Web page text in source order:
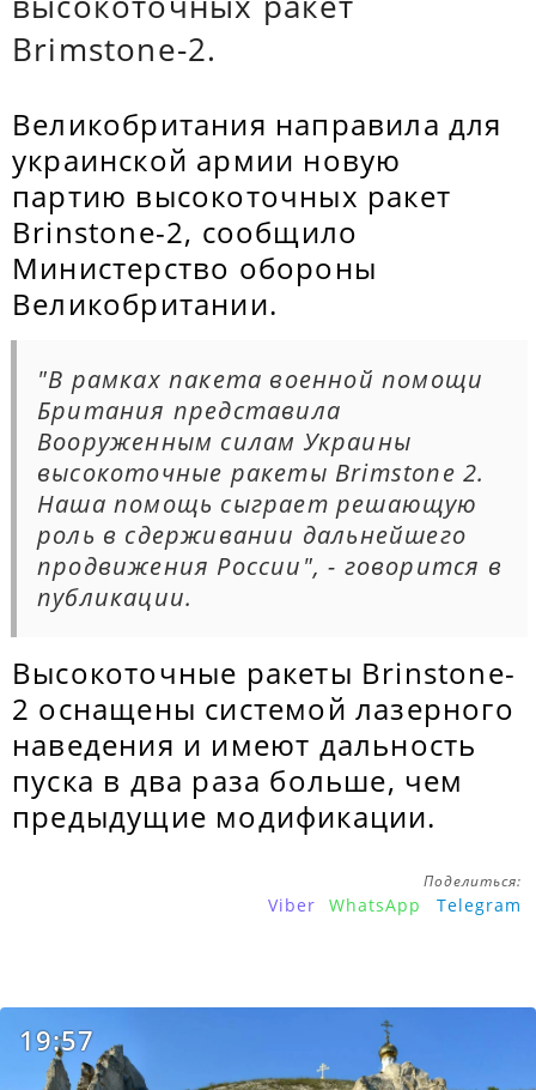
Brimstone-2.
Великобритания направила для
украинской армии новую
партию высокоточных ракет
Brinstone-2, сообщило
Министерство обороны
Великобритании.
"В рамках пакета военной помощи
Британия представила
Вооруженным силам Украины
высокоточные ракеты Brimstone 2.
Наша помощь сыграет решающую
роль в сдерживании дальнейшего
продвижения России", - говорится в
публикации.
Высокоточные ракеты Brinstone-
2 оснащены системой лазерного
наведения и имеют дальность
пуска в два раза больше, чем
предыдущие модификации.
Поделиться:
Viber WhatsApp Telegram
19:57